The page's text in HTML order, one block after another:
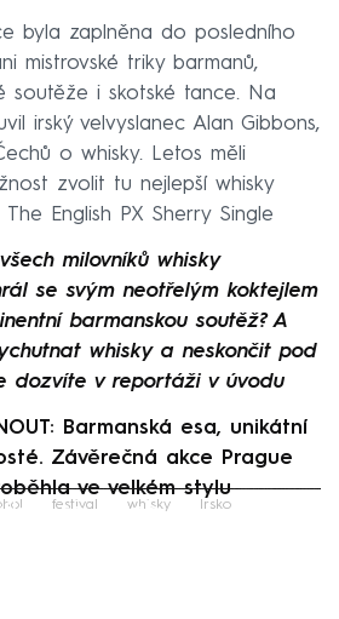
byla zaplněna do posledního
mistrovské triky barmanů,
soutěže i skotské tance. Na
irský velvyslanec Alan Gibbons,
o whisky. Letos měli
zvolit tu nejlepší whisky
English PX Sherry Single
milovníků whisky
se svým neotřelým koktejlem
barmanskou soutěž? A
whisky a neskončit pod
dozvíte v reportáži v úvodu
Barmanská esa, unikátní
Závěrečná akce Prague
ve velkém stylu
to fetch
festival whisky Irsko